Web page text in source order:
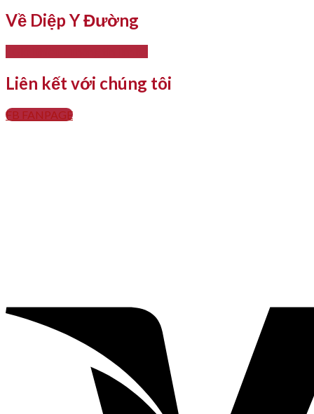
Về Diệp Y Đường
Liên kết với chúng tôi
FB FANPAGE